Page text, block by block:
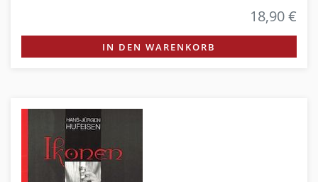
18,90 €
IN DEN WARENKORB